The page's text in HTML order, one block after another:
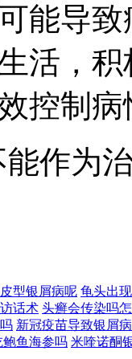
能导
活，
控制
作为
型银屑病呢 龟头出
话术 头癣会传染吗
新冠疫苗导致银屑病
鱼海参吗 米喹诺酮